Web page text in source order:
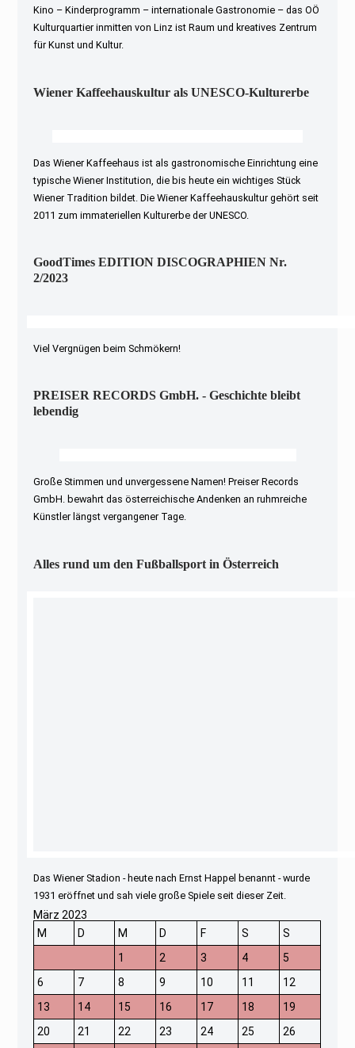
Kino – Kinderprogramm – internationale Gastronomie – das OÖ
Kulturquartier inmitten von Linz ist Raum und kreatives Zentrum
für Kunst und Kultur.
Wiener Kaffeehauskultur als UNESCO-Kulturerbe
Das Wiener Kaffeehaus ist als gastronomische Einrichtung eine
typische Wiener Institution, die bis heute ein wichtiges Stück
Wiener Tradition bildet. Die Wiener Kaffeehauskultur gehört seit
2011 zum immateriellen Kulturerbe der UNESCO.
GoodTimes EDITION DISCOGRAPHIEN Nr.
2/2023
Viel Vergnügen beim Schmökern!
PREISER RECORDS GmbH. - Geschichte bleibt
lebendig
Große Stimmen und unvergessene Namen! Preiser Records
GmbH. bewahrt das österreichische Andenken an ruhmreiche
Künstler längst vergangener Tage.
Alles rund um den Fußballsport in Österreich
Das Wiener Stadion - heute nach Ernst Happel benannt - wurde
1931 eröffnet und sah viele große Spiele seit dieser Zeit.
März 2023
M
D M D F S
S
1
2 3 4
5
6
7 8 9 10 11
12
13
14 15 16 17 18
19
20
21 22 23 24 25 26